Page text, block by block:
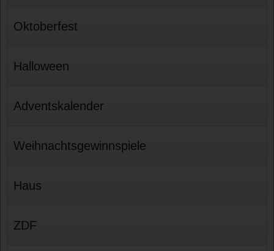
Oktoberfest
Halloween
Adventskalender
Weihnachtsgewinnspiele
Haus
ZDF